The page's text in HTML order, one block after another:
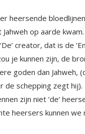
heersende
op aarde kwam.
creator, dat is de
je kunnen zijn, de bron
goden dan Jahweh,
schepping zegt hij). De
zijn niet ‘de’
heersers kunnen we